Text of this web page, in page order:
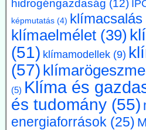
klímasemlegességet 2045-ről 2050-
korábbi, az EU 2050-es célévétől
szempontból káros és
Vassiliadis, szakszervezeti vezetője
mivel a magas energiaköltségek, a
beruházási határidők elsősorban az
terhelik. A törvényes cél azonban
amíg a Bundestag nem módosítja az
Kommentárunk: Az öt év
fuldoklónak a szalmaszál. És evvel a
van.
hidrogéngazdaság (12)
képmutatás (4) klímacsalás
klímaelmélet (39)
(51) klímamodellek (9)
(57) klímarögeszme
(5) Klíma és
és tudomány (55)
energiaforrások (25)